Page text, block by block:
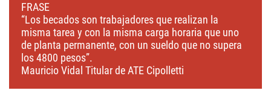
FRASE
“Los becados son trabajadores que realizan la
misma tarea y con la misma carga horaria que uno
de planta permanente, con un sueldo que no supera
los 4800 pesos”.
Mauricio Vidal Titular de ATE Cipolletti